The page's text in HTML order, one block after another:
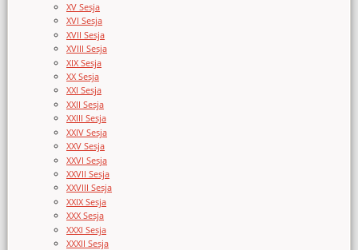
XV Sesja
XVI Sesja
XVII Sesja
XVIII Sesja
XIX Sesja
XX Sesja
XXI Sesja
XXII Sesja
XXIII Sesja
XXIV Sesja
XXV Sesja
XXVI Sesja
XXVII Sesja
XXVIII Sesja
XXIX Sesja
XXX Sesja
XXXI Sesja
XXXII Sesja